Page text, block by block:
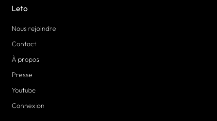
Leto
Nous rejoindre
Contact
À propos
Presse
Youtube
Connexion